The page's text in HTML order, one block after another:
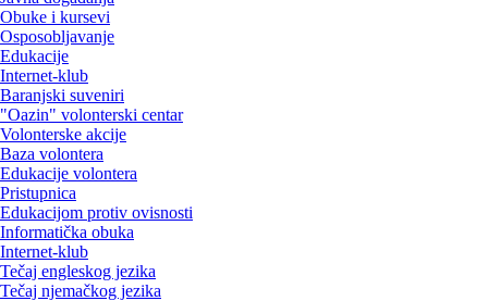
Obuke i kursevi
Osposobljavanje
Edukacije
Internet-klub
Baranjski suveniri
"Oazin" volonterski centar
Volonterske akcije
Baza volontera
Edukacije volontera
Pristupnica
Edukacijom protiv ovisnosti
Informatička obuka
Internet-klub
Tečaj engleskog jezika
Tečaj njemačkog jezika